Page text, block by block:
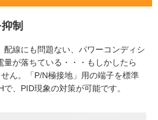
制
配線にも問題ない、パワーコンディシ
量が落ちている・・・もしかしたら
ん。「P/N極接地」用の端子を標準
、PID現象の対策が可能です。